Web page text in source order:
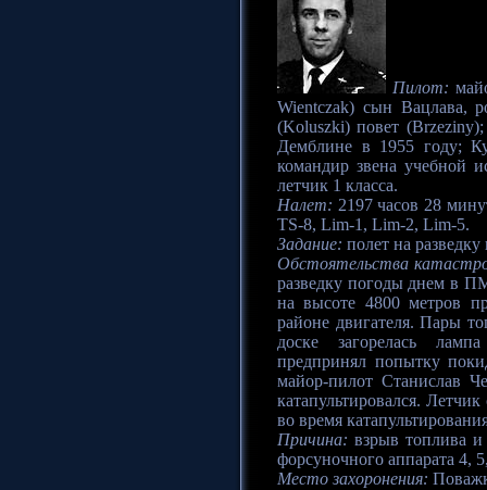
Пилот:
Wientczak) сын Вацлава,
(Koluszki) повет
Демблине в 1955 году;
командир звена учебной
летчик 1 класса.
Налет: 2197 часов 28
TS-8, Lim-1, Lim-2, Lim-5.
Задание: полет на
Обстоятельства
разведку погоды днем в
на высоте 4800 метров
районе двигателя. Пары
доске загорелась
предпринял попытку
майор-пилот Станислав
катапультировался.
во время
Причина: взрыв топлива
форсуночного аппарата 4,
Место захоронения: